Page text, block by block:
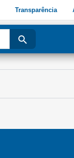
Transparência
search